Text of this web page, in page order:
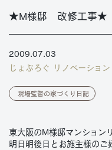
★M様邸 改修工事★
2009.07.03
じょぶろぐ リノベーション
現場監督の家づくり日記
東大阪のM様邸マンション
明日明後日とお施主様のご